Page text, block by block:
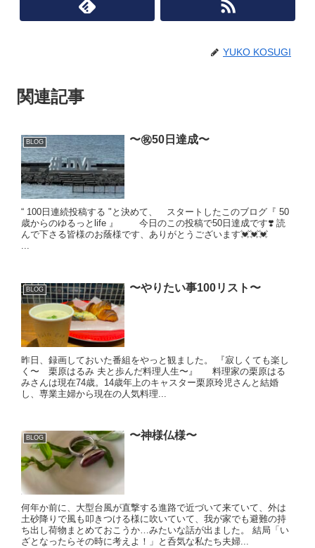
YUKO KOSUGI
関連記事
BLOG 〜㊗️50日達成〜
“ 100日連続投稿する "と決めて、 スタートしたこのブログ『 50
歳からのゆるっとlife 』 今日のこの投稿で50日達成です❣️ 読
んで下さる皆様のお蔭様です、ありがとうございます💓💓💓
...
BLOG 〜やりたい事100リスト〜
昨日、録画しておいた番組をやっと観ました。 『寂しくても楽し
く〜 栗原はるみ 夫と歩んだ料理人生〜』 料理家の栗原はる
みさんは現在74歳。14歳年上のキャスター栗原玲児さんと結婚
し、専業主婦から現在の人気料理...
BLOG 〜神様仏様〜
何年か前に、大型台風が直撃する進路で近づいて来ていて、外は
土砂降りで風も叩きつける様に吹いていて、我が家でも避難の持
ち出し荷物まとめておこうか…みたいな話が出ました。 結局「い
ざとなったらその時に考えよ！」と呑気な私たち夫婦...